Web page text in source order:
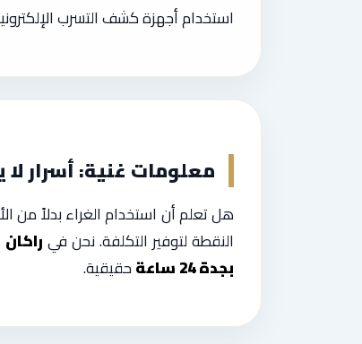
استخدام أجهزة كشف التسرب
معلومات غنية: أسرار لا
هل تعلم أن استخدام الغراء بدلاً من
النقطة لتوفير التكلفة. نحن فيراكان
بجدة 24 ساعة
حقيقية.